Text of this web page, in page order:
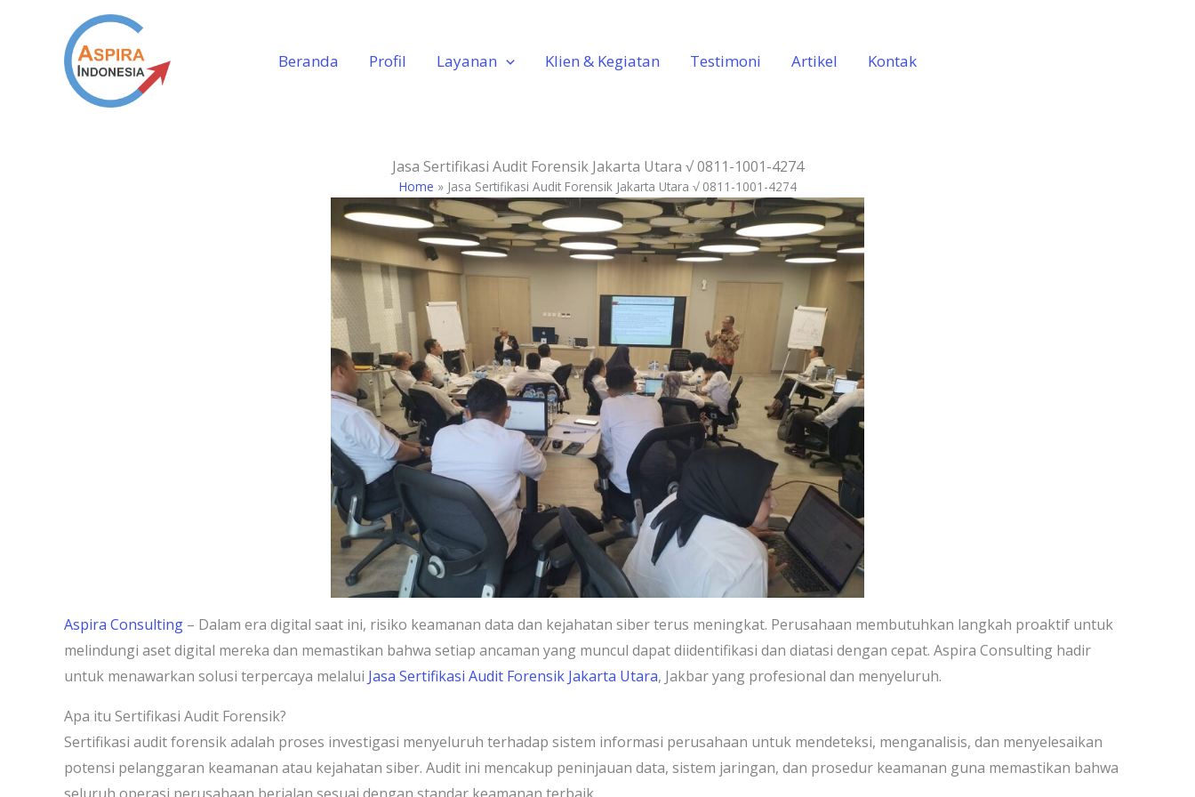
Beranda Profil Layanan Klien & Kegiatan Testimoni Artikel Kontak
Jasa Sertifikasi Audit Forensik Jakarta Utara √ 0811-1001-4274
Home » Jasa Sertifikasi Audit Forensik Jakarta Utara √ 0811-1001-4274
Aspira Consulting – Dalam era digital saat ini, risiko keamanan data dan kejahatan siber terus meningkat. Perusahaan membutuhkan langkah proaktif untuk
melindungi aset digital mereka dan memastikan bahwa setiap ancaman yang muncul dapat diidentifikasi dan diatasi dengan cepat. Aspira Consulting hadir
untuk menawarkan solusi terpercaya melalui Jasa Sertifikasi Audit Forensik Jakarta Utara, Jakbar yang profesional dan menyeluruh.
Apa itu Sertifikasi Audit Forensik?
Sertifikasi audit forensik adalah proses investigasi menyeluruh terhadap sistem informasi perusahaan untuk mendeteksi, menganalisis, dan menyelesaikan
potensi pelanggaran keamanan atau kejahatan siber. Audit ini mencakup peninjauan data, sistem jaringan, dan prosedur keamanan guna memastikan bahwa